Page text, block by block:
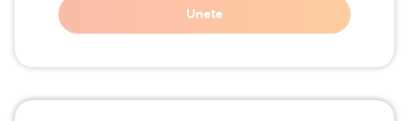
Unete